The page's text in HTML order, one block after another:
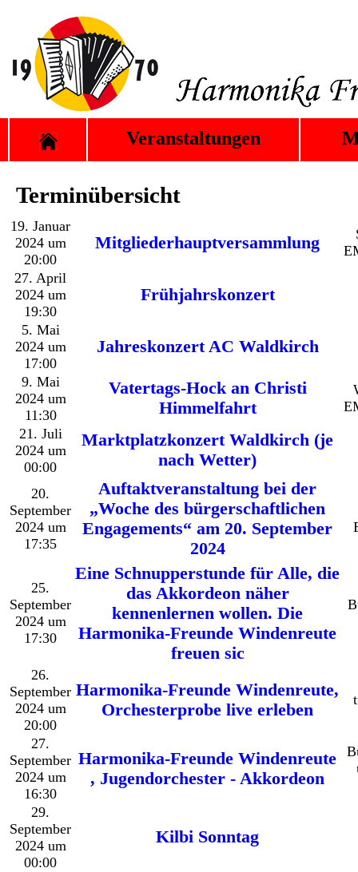
Veranstaltungen
Terminübersicht
19. Januar
2024 um
20:00
Mitgliederhauptversammlung
27. April
2024 um
19:30
Frühjahrskonzert
5. Mai
2024 um
17:00
Jahreskonzert AC Waldkirch
9. Mai
2024 um
11:30
Vatertags-Hock an Christi
Himmelfahrt
21. Juli
2024 um
00:00
Marktplatzkonzert Waldkirch (je
nach Wetter)
20.
September
2024 um
17:35
Auftaktveranstaltung bei der
„Woche des bürgerschaftlichen
Engagements“ am 20. September
2024
25.
September
2024 um
17:30
Eine Schnupperstunde für Alle, die
das Akkordeon näher
kennenlernen wollen. Die
Harmonika-Freunde Windenreute
freuen sic
26.
September
2024 um
20:00
Harmonika-Freunde Windenreute,
Orchesterprobe live erleben
27.
September
2024 um
16:30
Harmonika-Freunde Windenreute
, Jugendorchester - Akkordeon
29.
September
2024 um
00:00
Kilbi Sonntag